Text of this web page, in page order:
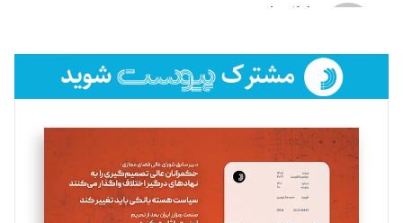
لیلا حنارود
فائزه فتحی رستمی
تحریریه
سروش کرمیان
تحریریه